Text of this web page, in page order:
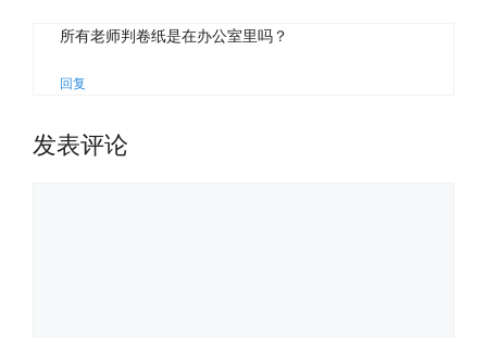
所有老师判卷纸是在办公室里吗？
回复
发表评论